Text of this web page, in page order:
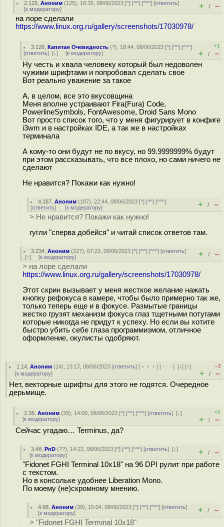
2.125 ,Аноним (125), 18:35, 08/06/2023 [^] [^^] [^^^] [ответить]
[к модератору] + / –
на лоре сделали
https://www.linux.org.ru/gallery/screenshots/17030978/
3.126 ,Капитан Очевидность (?), 18:44, 08/06/2023 [^] [^^] [^^^]
[ответить] [↓] [к модератору]
+1
+ / –
Ну честь и хвала человеку который был недоволен
чужими шрифтами и попробовал сделать свое
Вот реально уважение за такое
А, в целом, все это вкусовщина
Меня вполне устраивают Fira(Fura) Code,
PowerlineSymbols, FontAwesome, Droid Sans Mono
Вот просто список того, что у меня фигурирует в конфиге
i3wm и в настройках IDE, а так же в настройках
терминала
А кому-то они будут не по вкусу, но 99.9999999% будут
при этом рассказывать, что все плохо, но сами ничего не
сделают
Не нравится? Покажи как нужно!
4.187 ,Аноним (187), 22:44, 08/06/2023 [^] [^^] [^^^]
[ответить] [к модератору] + / –
> Не нравится? Покажи как нужно!
гугли "сперва добейся" и читай список ответов там.
3.234 ,Аноним (227), 07:23, 09/06/2023 [^] [^^] [^^^] [ответить]
[↑] [к модератору] + / –
> на лоре сделали
https://www.linux.org.ru/gallery/screenshots/17030978/
Этот скрин вызывает у меня жесткое желание нажать
кнопку рефокуса в камере, чтобы было примерно так же,
только теперь еще и в фокусе. Размытые границы
жестко грузят механизм фокуса глаз тщетными потугами
которые никогда не придут к успеху. Но если вы хотите
быстро убить себе глаза программизмом, отличное
оформление, окулисты одобряют.
1.14 ,Аноним (14), 13:17, 08/06/2023 [ответить] [ ﹢﹢﹢] [ · · ·][↓] [↑]
[к модератору]
–2
+ / –
Нет, векторные шрифты для этого не годятся. Очередное
дерьмище.
2.38 ,Аноним (39), 14:00, 08/06/2023 [^] [^^] [^^^] [ответить][↓]
[к модератору]
+1
+ / –
Сейчас угадаю… Terminus, да?
3.48 ,PnD (??), 14:22, 08/06/2023 [^] [^^] [^^^] [ответить][↓]
[к модератору] + / –
"Fidonet FGHI Terminal 10x18" на 96 DPI рулит при работе
с текстом.
Но в консольке удобнее Liberation Mono.
По моему (не)скромному мнению.
4.68 ,Аноним (39), 15:04, 08/06/2023 [^] [^^] [^^^] [ответить]
[к модератору] + / –
> "Fidonet FGHI Terminal 10x18"